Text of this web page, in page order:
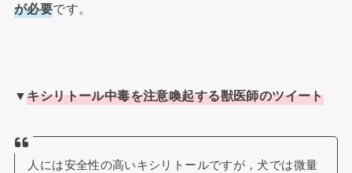
が必要です。
▼キシリトール中毒を注意喚起する獣医師のツイート
人には安全性の高いキシリトールですが，犬では微量